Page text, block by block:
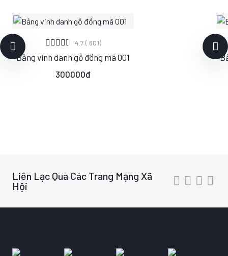
XEM CHI TIẾT
S M L
4.7 ( 601)
Bảng vinh danh gỗ đồng mã 001
300000đ
Liên Lạc Qua Các Trang Mạng Xã
Hội